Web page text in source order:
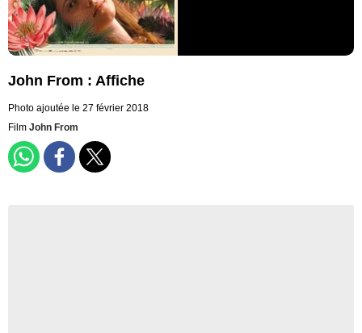
John From : Affiche
Photo ajoutée le 27 février 2018
Film John From